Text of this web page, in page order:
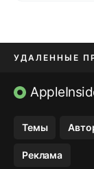
УДАЛЕННЫЕ
ПРИЛОЖЕНИЯ
Темы
Реклама